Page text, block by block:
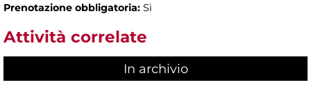
Prenotazione obbligatoria: Sì
Attività correlate
In archivio